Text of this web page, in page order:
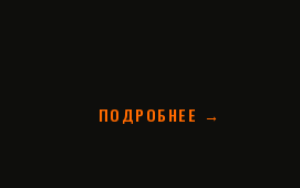
ПОДРОБНЕЕ →